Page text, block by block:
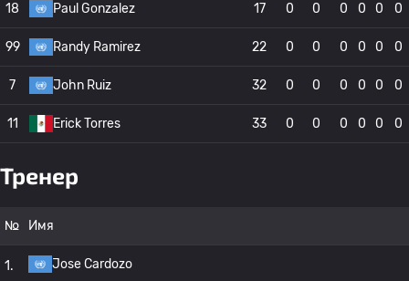
18 Paul Gonzalez 17 0 0 0 0 0 0
99 Randy Ramirez 22 0 0 0 0 0 0
7 John Ruiz 32 0 0 0 0 0 0
11 Erick Torres 33 0 0 0 0 0 0
Тренер
№ Имя
1. Jose Cardozo